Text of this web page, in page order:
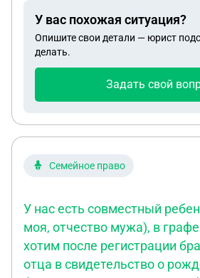
У вас похожая ситуация?
Опишите свои детали — юрист
делать.
Задать свой
Семейное право
У нас есть совместный
моя, отчество мужа), в
хотим после регистрации
отца в свидетельство о